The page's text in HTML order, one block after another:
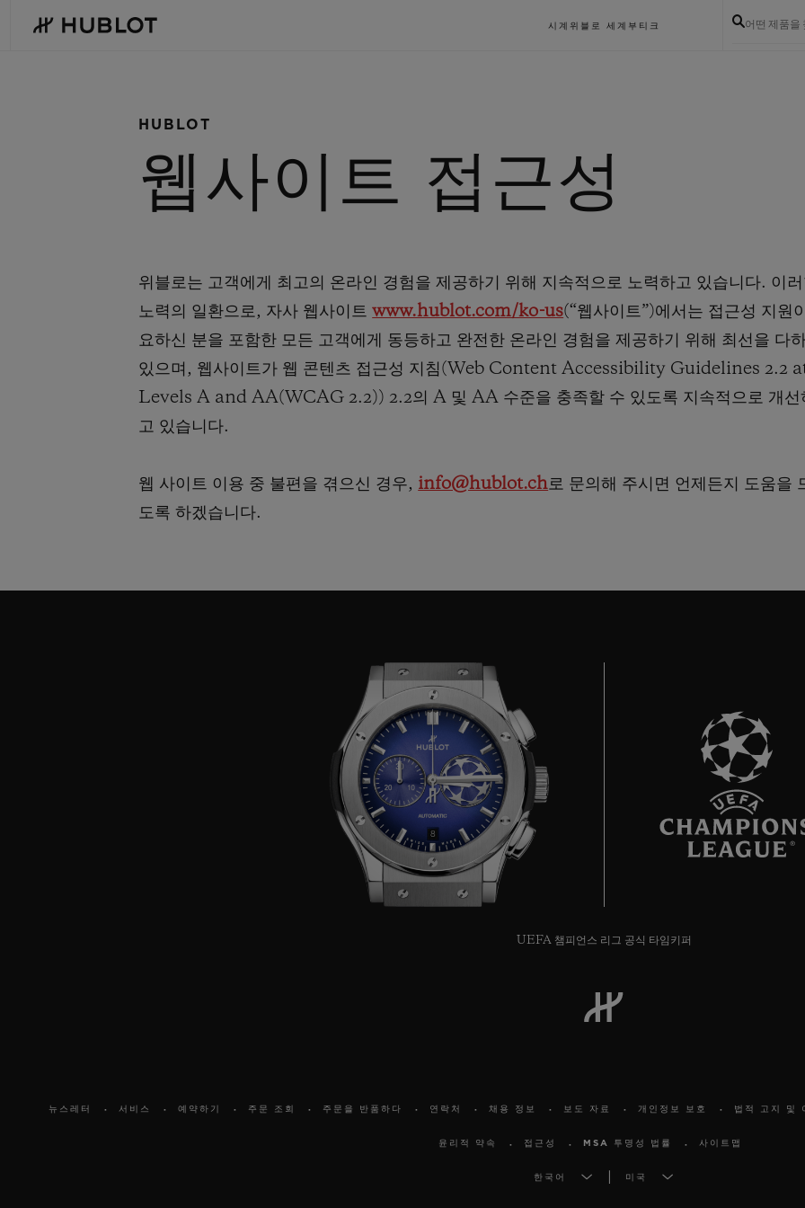
main
시계 위블로 세계 부티크 어떤 제품을
HUBLOT
웹사이트 접근성
위블로는 고객에게 최고의 온라인 경험을 제공하기 위해 지속적으로 노력하고 있습니다. 이
노력의 일환으로, 자사 웹사이트www.hublot.com/ko-us(“웹사이트”)에서는 접근성 지원
요하신 분을 포함한 모든 고객에게 동등하고 완전한 온라인 경험을 제공하기 위해 최선을 다
있으며, 웹사이트가 웹 콘텐츠 접근성 지침(Web Content Accessibility Guidelines 2.2
Levels A and AA(WCAG 2.2)) 2.2의 A 및 AA 수준을 충족할 수 있도록 지속적으로 개선
고 있습니다.
웹 사이트 이용 중 불편을 겪으신 경우, info@hublot.ch로 문의해 주시면 언제든지 도움을
도록 하겠습니다.
8
UEFA 챔피언스 리그 공식 타임키퍼
뉴스레터 서비스 예약하기 주문 조회 주문을 반품하다 연락처 채용 정보 보도 자료 개인정보 보호 법적 고지 및
윤리적 약속 접근성 MSA 투명성 법률 사이트맵
한국어 미국
최근 검색이 없습니다
신제품
빅뱅 빅뱅 스피릿 오브 빅뱅
익스클루시브 서비스
연락처